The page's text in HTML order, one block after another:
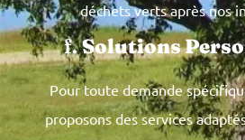
déchets verts après nos
f.Solutions
Pour toute demande
proposons des services